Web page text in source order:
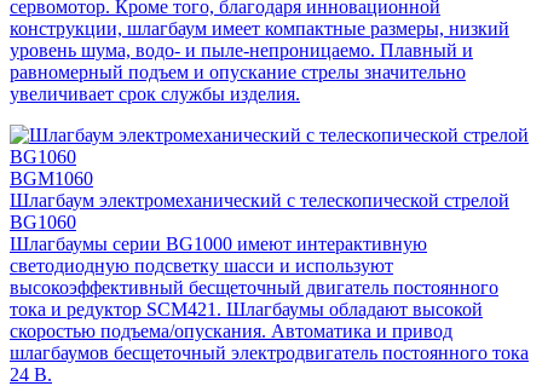
сервомотор. Кроме того, благодаря инновационной
конструкции, шлагбаум имеет компактные размеры, низкий
уровень шума, водо- и пыле-непроницаемо. Плавный и
равномерный подъем и опускание стрелы значительно
увеличивает срок службы изделия.
BGM1060
Шлагбаум электромеханический с телескопической стрелой
BG1060
Шлагбаумы серии BG1000 имеют интерактивную
светодиодную подсветку шасси и используют
высокоэффективный бесщеточный двигатель постоянного
тока и редуктор SCM421. Шлагбаумы обладают высокой
скоростью подъема/опускания. Автоматика и привод
шлагбаумов бесщеточный электродвигатель постоянного тока
24 В.